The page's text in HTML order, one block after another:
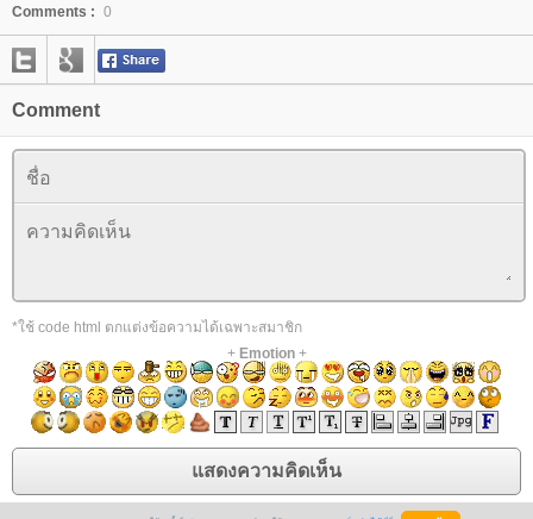
Comments : 0
Comment
*ใช้ code html ตกแต่งข้อความได้เฉพาะสมาชิก
+ Emotion+